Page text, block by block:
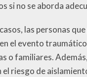
si no se aborda
las personas
el evento
o familiares.
el riesgo de